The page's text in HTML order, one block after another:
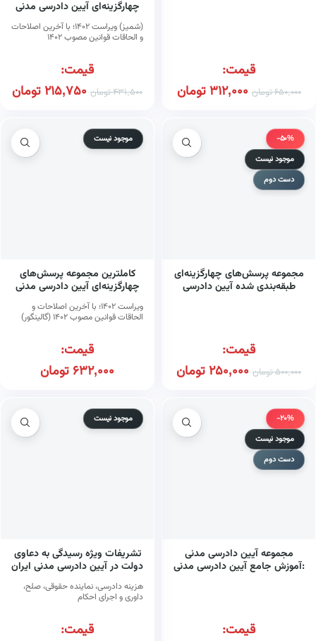
قیمت:
650,000تومان 312,000تومان
چهارگزینه‌ای آیین دادرسی مدنی
(شمیز) ویراست ۱۴۰۲؛ با آخرین اصلاحات
و الحاقات قوانین مصوب ۱۴۰۲
قیمت:
431,500تومان 215,750تومان
-50%
موجود نیست
دست دوم
مجموعه پرسش‌های چهارگزینه‌ای
طبقه‌بندی شده آیین دادرسی
قیمت:
500,000تومان 250,000تومان
موجود نیست
کاملترین مجموعه پرسش‌های
چهارگزینه‌ای آیین دادرسی مدنی
ویراست ۱۴۰۲؛ با آخرین اصلاحات و
الحاقات قوانین مصوب ۱۴۰۲ (گالینگور)
قیمت:
632,000 تومان
-20%
موجود نیست
دست دوم
مجموعه آیین دادرسی مدنی
:آموزش جامع آیین دادرسی مدنی
قیمت:
موجود نیست
تشریفات ویژه رسیدگی به دعاوی
دولت در آیین دادرسی مدنی ایران
هزینه دادرسی، نماینده حقوقی، صلح،
داوری و اجرای احکام
قیمت: